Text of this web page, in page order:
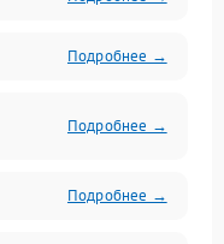
Подробнее →
Подробнее →
Подробнее →